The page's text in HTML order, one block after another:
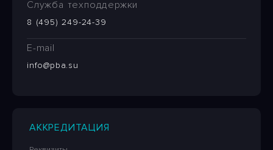
Служба техподдержки
8 (495) 249-24-39
E-mail
info@pba.su
АККРЕДИТАЦИЯ